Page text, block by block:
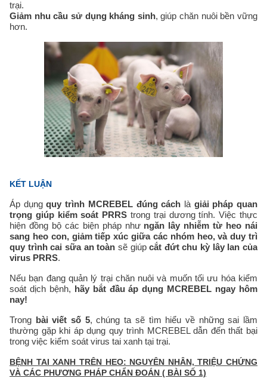
trại.
Giảm nhu cầu sử dụng kháng sinh, giúp chăn nuôi bền vững
hơn.
KẾT LUẬN
Áp dụngquy trình MCREBEL đúng cách là giải pháp quan
trọng giúp kiểm soát PRRS trong trại dương tính. Việc thực
hiện đồng bộ các biện pháp như ngăn lây nhiễm từ heo nái
sang heo con, giảm tiếp xúc giữa các nhóm heo, và duy trì
quy trình cai sữa an toàn sẽ giúpcắt đứt chu kỳ lây lan của
virus PRRS.
Nếu bạn đang quản lý trại chăn nuôi và muốn tối ưu hóa kiểm
soát dịch bệnh,
hãy bắt đầu áp dụng MCREBEL ngay hôm
nay!
Trong bài viết số 5, chúng ta sẽ tìm hiểu về những sai lầm
thường gặp khi áp dụng quy trình MCREBEL dẫn đến thất bại
trong việc kiểm soát virus tai xanh tại trại.
BỆNH TAI XANH TRÊN HEO: NGUYÊN NHÂN, TRIỆU CHỨNG
VÀ CÁC PHƯƠNG PHÁP CHẨN ĐOÁN ( BÀI SỐ 1)